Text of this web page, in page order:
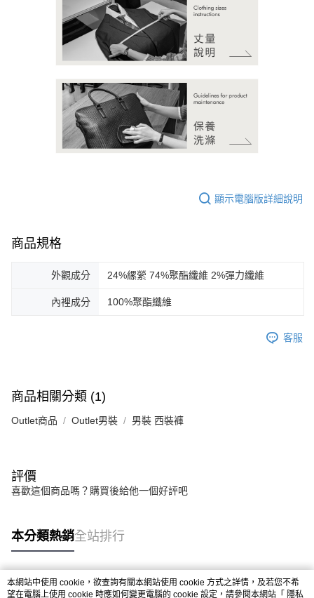
顯示電腦版詳細說明
商品規格
外觀成分 24%縲縈 74%聚酯纖維 2%彈力纖維
內裡成分 100%聚酯纖維
客服
商品相關分類 (1)
Outlet商品 Outlet男裝 男裝 西裝褲
評價
喜歡這個商品嗎？購買後給他一個好評吧
本分類熱銷全站排行
熱門標籤
本網站中使用 cookie，欲查詢有關本網站使用 cookie 方式之詳情，及若您不希
望在電腦上使用 cookie 時應如何變更電腦的 cookie 設定，請參閱本網站「 隱私